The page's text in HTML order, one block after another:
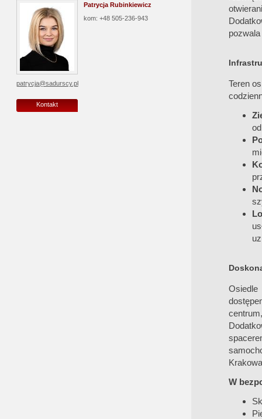
Patrycja Rubinkiewicz
kom: +48 505-236-943
patrycja@sadurscy.pl
Kontakt
Teren
Osiedle
W